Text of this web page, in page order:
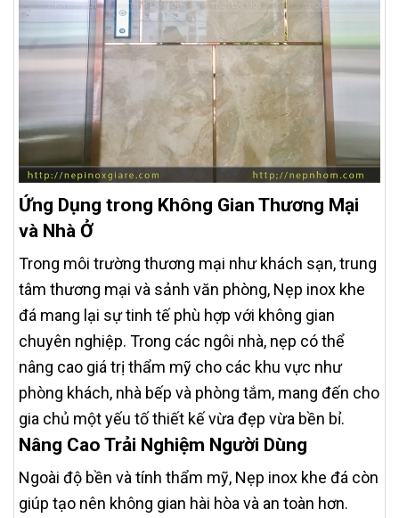
Ứng Dụng trong Không Gian Thương Mại
và Nhà Ở
Trong môi trường thương mại như khách sạn, trung
tâm thương mại và sảnh văn phòng, Nẹp inox khe
đá mang lại sự tinh tế phù hợp với không gian
chuyên nghiệp. Trong các ngôi nhà, nẹp có thể
nâng cao giá trị thẩm mỹ cho các khu vực như
phòng khách, nhà bếp và phòng tắm, mang đến cho
gia chủ một yếu tố thiết kế vừa đẹp vừa bền bỉ.
Nâng Cao Trải Nghiệm Người Dùng
Ngoài độ bền và tính thẩm mỹ, Nẹp inox khe đá còn
giúp tạo nên không gian hài hòa và an toàn hơn.